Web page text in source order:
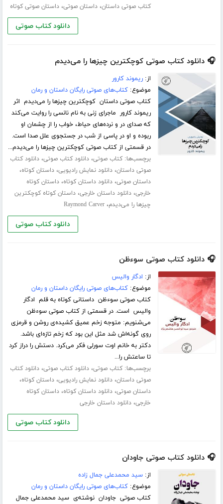
کتاب صوتی داستان،داستان صوتی،داستان صوتی کوتاه
دانلود کتاب صوتی
🎧 دانلود کتاب صوتی کوچکترین چیزها را می‌دیدم
از:ریموند کارور
موضوع:کتاب‌های صوتی رایگان داستان و رمان
کتاب صوتی داستان کوچکترین چیزها را می‌دیدم اثر
ریموند کارور ماجرای زنی به نام نانسی را روایت می‌کند
که صدای در و نرده‌های حیاط، خواب را از چشمان او
ربوده و او در پاسی از شب در جستجوی علل صدا است.
در قسمتی از کتاب صوتی کوچکترین چیزها را می‌دیدم...
برچسب‌ها:کتاب صوتی،دانلود کتاب صوتی،دانلود کتاب
صوتی داستان،دانلود نمایش رادیویی،داستان کوتاه،
داستان صوتی،دانلود داستان کوتاه،داستان کوتاه
خارجی،دانلود داستان خارجی،داستان کوتاه کوچکترین
چیزها را می‌دیدم،Raymond Carver
دانلود کتاب صوتی
🎧 دانلود کتاب صوتی سوء‌ظن
از: ادگار والیس
موضوع:کتاب‌های صوتی رایگان داستان و رمان
کتاب صوتی سوء‌ظن داستانی کوتاه به قلم ادگار
والیس است. در قسمتی از کتاب صوتی سوء‌ظن
می‌شنویم: متوجه زخم عمیق کشیده‌ی روشن و قرمزی
روی گونه‌اش شد مثل این بود که زخم تازه‌ای باشد.
دکتر به خانم اوت سورلی فکر می‌کرد. دستش را دراز کرد
تا ساعتش را...
برچسب‌ها:کتاب صوتی،دانلود کتاب صوتی،دانلود کتاب
صوتی داستان،دانلود نمایش رادیویی،داستان کوتاه،
داستان صوتی،دانلود داستان کوتاه،داستان کوتاه
خارجی،دانلود داستان خارجی
دانلود کتاب صوتی
🎧 دانلود کتاب صوتی جاودان
از:سید محمدعلی جمال زاده
موضوع:کتاب‌های صوتی رایگان داستان و رمان
کتاب صوتی جاودان نوشته‌ی سید محمدعلی جمال